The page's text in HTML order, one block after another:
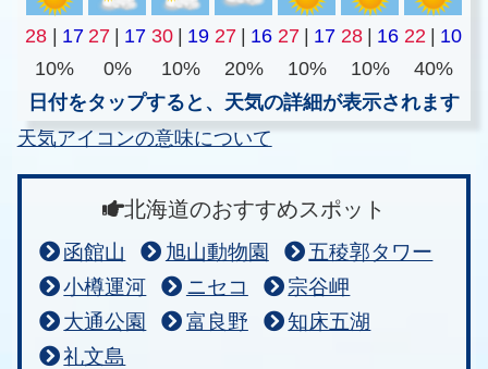
28 17 27 17 30 19 27 16 27 17 28 16 22
10
10%
0% 10% 20% 10% 10%
40%
日付をタップすると、天気の詳細が表示されます
天気アイコンの意味について
北海道のおすすめスポット
函館山 旭山動物園
五稜郭タワー
小樽運河
ニセコ
宗谷岬
大通公園
富良野
知床五湖
礼文島